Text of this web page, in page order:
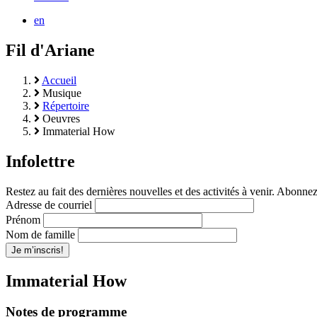
en
Fil d'Ariane
Accueil
Musique
Répertoire
Oeuvres
Immaterial How
Infolettre
Restez au fait des dernières nouvelles et des activités à venir.
Adresse de courriel
Prénom
Nom de famille
Immaterial How
Notes de programme